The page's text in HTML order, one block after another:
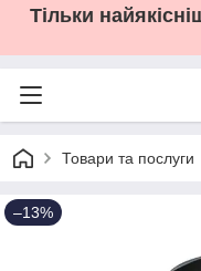
Тільки
Товари та послуги
–13%